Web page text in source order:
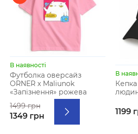
В наявності
Футболка оверсайз
ORNER х Maliunok
«Запізнення» рожева
1499 грн
1349 грн
В
1199